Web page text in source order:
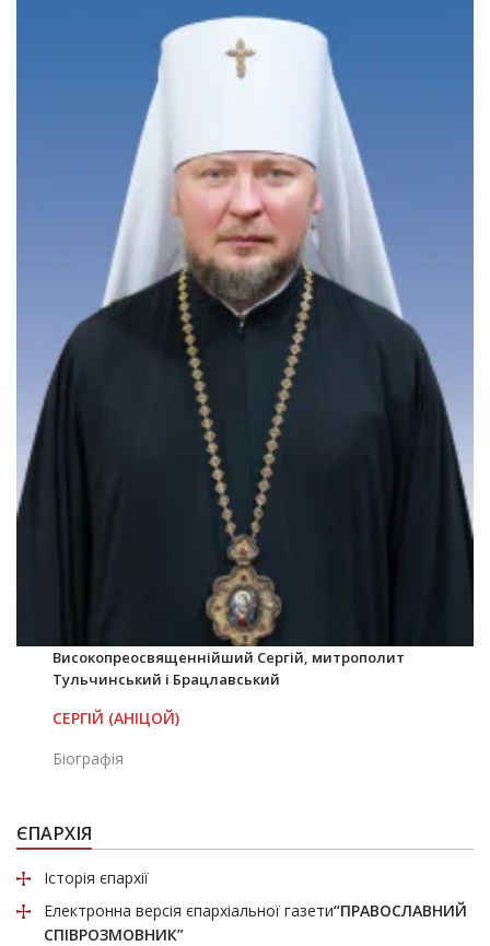
Високопреосвященнійший Сергій, митрополит
Тульчинський і Брацлавський
СЕРГІЙ (АНІЦОЙ)
Біографія
ЄПАРХІЯ
Історія єпархії
Електронна версія єпархіальної газети“ПРАВОСЛАВНИЙ
СПІВРОЗМОВНИК”